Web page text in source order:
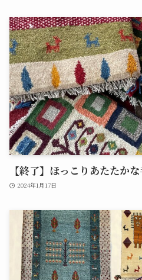
【終了】ほっこりあたたか
2024年1月17日